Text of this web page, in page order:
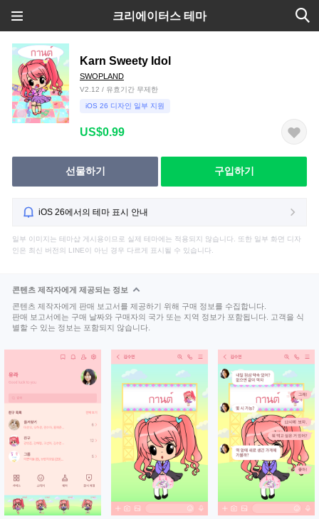
크리에이터스 테마
Karn Sweety Idol
SWOPLAND
V2.12 / 유효기간 무제한
iOS 26 디자인 일부 지원
US$0.99
선물하기 구입하기
iOS 26에서의 테마 표시 안내
일부 이미지는 테마샵 게시용이므로 실제 테마에는 적용되지 않습니다. 또한 일부 화면 디자
인은 최신 버전의 LINE이 아닌 경우 다르게 표시될 수 있습니다.
콘텐츠 제작자에게 제공되는 정보
콘텐츠 제작자에게 판매 보고서를 제공하기 위해 구매 정보를 수집합니다.
판매 보고서에는 구매 날짜와 구매자의 국가 또는 지역 정보가 포함됩니다. 고객을 식
별할 수 있는 정보는 포함되지 않습니다.